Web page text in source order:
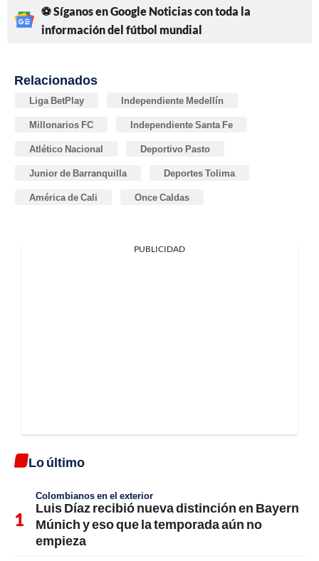
⚽ Síganos en Google Noticias con toda la
información del fútbol mundial
Relacionados
Liga BetPlay Independiente Medellín
Millonarios FC Independiente Santa Fe
Atlético Nacional Deportivo Pasto
Junior de Barranquilla Deportes Tolima
América de Cali Once Caldas
PUBLICIDAD
Lo último
Colombianos en el exterior
Luis Díaz recibió nueva distinción en Bayern
Múnich y eso que la temporada aún no
empieza